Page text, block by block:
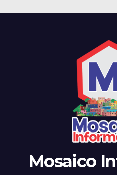
Mosaico